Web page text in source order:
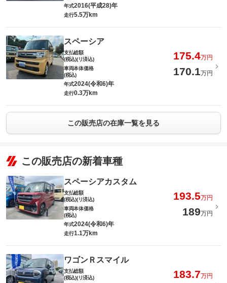
年式2016(平成28)年
走行5.5万km
スペーシア
支払総額
(税込)(リ済込)
175.4万円
車両本体価格
(税込)
170.1万円
年式2024(令和6)年
走行0.3万km
この販売店の在庫一覧を見る
この販売店の新着車種
スペーシアカスタム
支払総額
(税込)(リ済込)
193.5万円
車両本体価格
(税込)
189万円
年式2024(令和6)年
走行1.1万km
ワゴンＲスマイル
支払総額
(税込)(リ済込)
183.7万円